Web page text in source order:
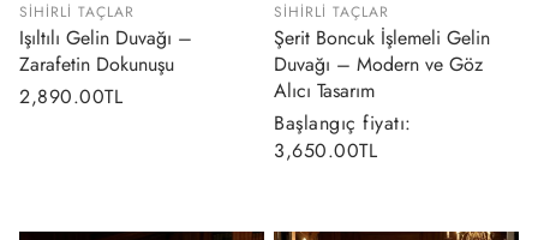
SIHIRLI TAÇLAR
Işıltılı Gelin Duvağı –
Zarafetin Dokunuşu
Normal
2,890.00TL
SIHIRLI TAÇLAR
Şerit Boncuk İşlemeli Gelin
Duvağı – Modern ve Göz
Alıcı Tasarım
Normal
fiyat
Başlangıç fiyatı:
3,650.00TL